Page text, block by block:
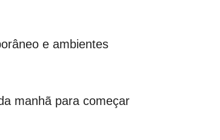
e ambientes
manhã para começar